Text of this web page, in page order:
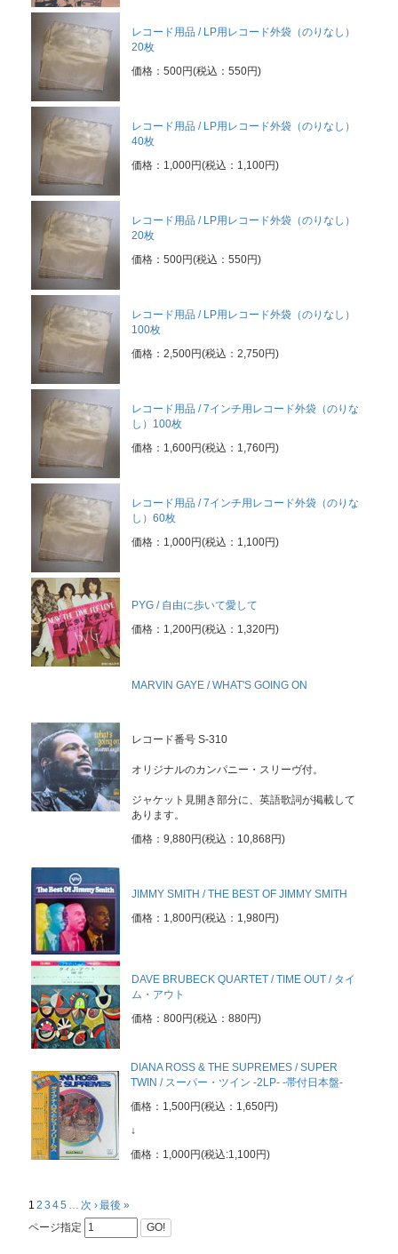
レコード用品 / LP用レコード外袋（のりなし）
20枚
価格：500円(税込：550円)
レコード用品 / LP用レコード外袋（のりなし）
40枚
価格：1,000円(税込：1,100円)
レコード用品 / LP用レコード外袋（のりなし）
20枚
価格：500円(税込：550円)
レコード用品 / LP用レコード外袋（のりなし）
100枚
価格：2,500円(税込：2,750円)
レコード用品 / 7インチ用レコード外袋（のりな
し）100枚
価格：1,600円(税込：1,760円)
レコード用品 / 7インチ用レコード外袋（のりな
し）60枚
価格：1,000円(税込：1,100円)
PYG / 自由に歩いて愛して
価格：1,200円(税込：1,320円)
MARVIN GAYE / WHAT'S GOING ON
レコード番号 S-310
オリジナルのカンパニー・スリーヴ付。
ジャケット見開き部分に、英語歌詞が掲載して
あります。
価格：9,880円(税込：10,868円)
JIMMY SMITH / THE BEST OF JIMMY SMITH
価格：1,800円(税込：1,980円)
DAVE BRUBECK QUARTET / TIME OUT / タイ
ム・アウト
価格：800円(税込：880円)
DIANA ROSS & THE SUPREMES / SUPER
TWIN / スーパー・ツイン -2LP- -帯付日本盤-
価格：1,500円(税込：1,650円)
↓
価格：1,000円(税込:1,100円)
1 2 3 45 … 次 ›最後 »
ページ指定
GO!